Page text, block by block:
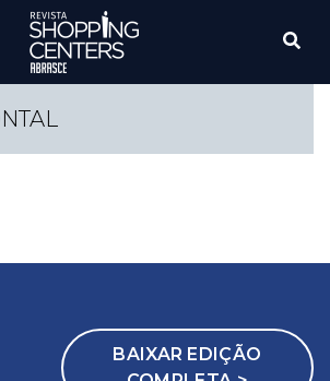
BAIXAR EDIÇÃO